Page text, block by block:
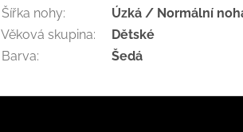
Šířka nohy: Úzká / Normální
Věková skupina: Dětské
Barva: Šedá